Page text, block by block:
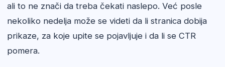
ali to ne znači da treba čekati naslepo. Već posle
nekoliko nedelja može se videti da li stranica dobija
prikaze, za koje upite se pojavljuje i da li se CTR
pomera.